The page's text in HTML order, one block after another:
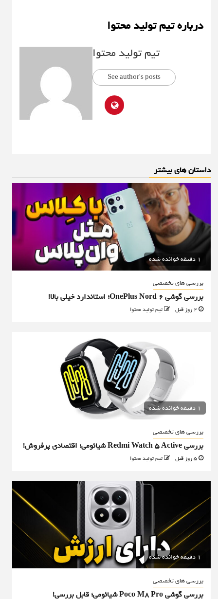
درباره تیم تولید محتوا
تیم تولید محتوا
See author's posts
داستان های بیشتر
1 دقیقه خوانده شده
بررسی های تخصصی
بررسی گوشی OnePlus Nord 6؛ استاندارد خیلی بالا!
تیم تولید محتوا
1 دقیقه خوانده شده
بررسی های تخصصی
بررسی Redmi Watch 5 Active شیائومی؛ اقتصادی پرفروش!
تیم تولید محتوا
1 دقیقه خوانده شده
بررسی های تخصصی
بررسی گوشی Poco M8 Pro شیائومی؛ قابل بررسی!